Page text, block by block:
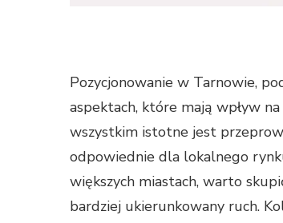
Pozycjonowanie w Tarnowie,
aspektach, które mają wpływ
wszystkim istotne jest
odpowiednie dla lokalnego
większych miastach, warto
bardziej ukierunkowany ruch.